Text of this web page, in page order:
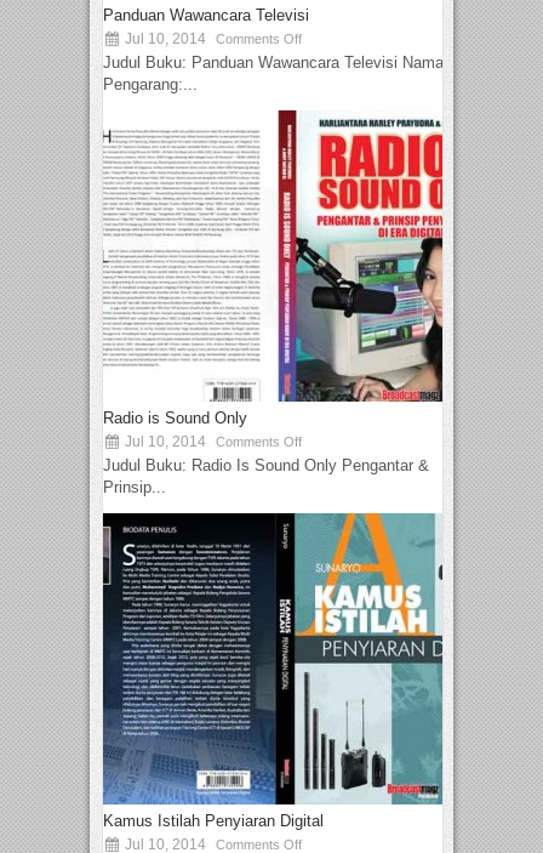
Panduan Wawancara Televisi
Jul 10, 2014 Comments Off
Judul Buku: Panduan Wawancara Televisi Nama
Pengarang:...
Radio is Sound Only
Jul 10, 2014 Comments Off
Judul Buku: Radio Is Sound Only Pengantar &
Prinsip...
Kamus Istilah Penyiaran Digital
Jul 10, 2014 Comments Off